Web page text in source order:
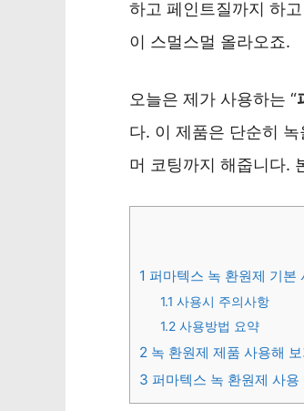
하고 페인트질까지 하
이 스멀스멀 올라오죠.
오늘은 제가 사용하는 “
다. 이 제품은 단순히
머 코팅까지 해줍니다.
1 퍼마텍스 녹 환원제 기본
1.1 사용시 주의사항
1.2 사용방법 요약
2 녹 환원제 제품 사용해 보
3 퍼마텍스 녹 환원제 사용